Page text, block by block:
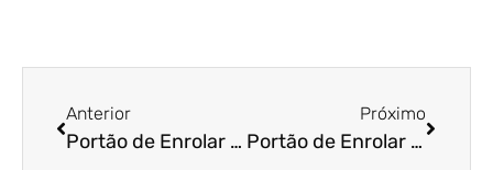
Anterior
Portão de Enrolar Residencial em São Luís – MA
Próximo
Portão de Enrolar em São Paulo – SP